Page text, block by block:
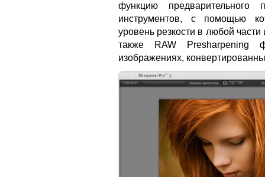
функцию предварительного
инструментов, с помощью
уровень резкости в любой
также RAW Presharpening
изображениях,